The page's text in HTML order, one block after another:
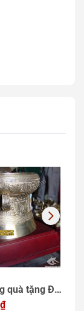
quà tặng ĐK
Đồng Việt
₫